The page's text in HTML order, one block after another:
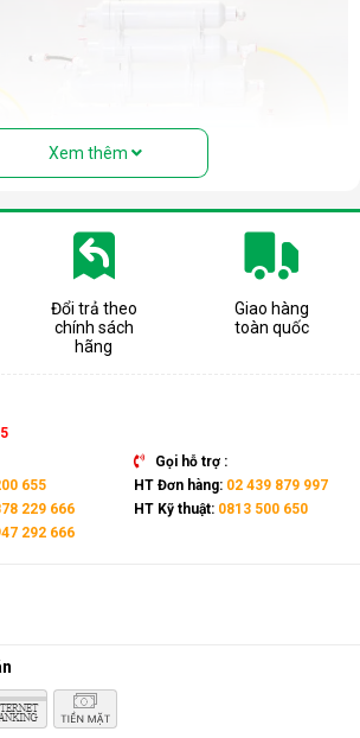
lý hoạt động của
máy lọc nước RO gồm:
loại bỏ bụi bẩn, cặn, rong rêu, mùi hôi,
: Là trái tim của máy. Màng RO có khe lọc
đi qua, giữ lại hầu hết các vi khuẩn, virus,
hóa học…
lõi nano bạc… để bổ sung khoáng,
khử mùi, làm mềm nước, hoặc chống tái
Xem thêm
Đổi trả theo
chính sách
hãng
Giao hàng
toàn quốc
655
229 666
292 666
Gọi hỗ trợ :
HT Đơn hàng: 02 439 879 997
HT Kỹ thuật: 0813 500 650